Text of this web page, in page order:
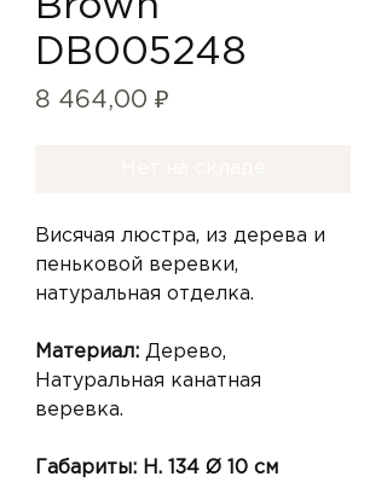
Brown
DB005248
8 464,00 ₽
Висячая люстра, из дерева и
пеньковой веревки,
натуральная отделка.
Материал: Дерево,
Натуральная канатная
веревка.
Габариты: H. 134 Ø 10 см